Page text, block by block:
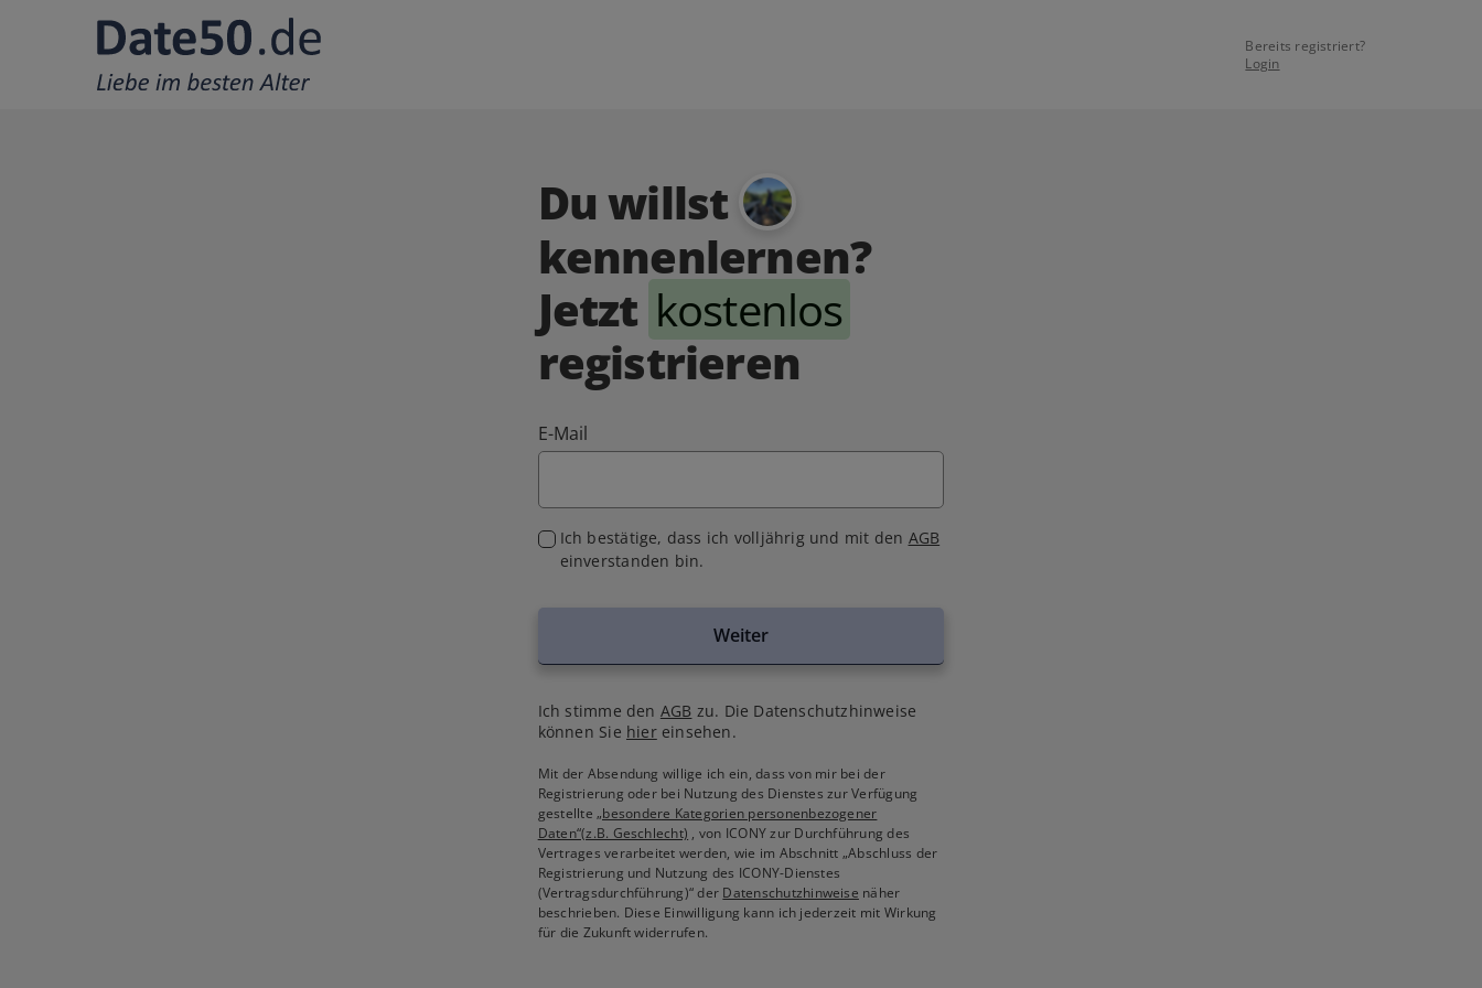
Bereits registriert?
Login
Du willst
kennenlernen?
Jetzt kostenlos
registrieren
E-Mail
Ich bestätige, dass ich volljährig und mit den AGB
einverstanden bin.
Weiter
Ich stimme den AGB zu. Die Datenschutzhinweise
können Sie hiereinsehen.
Mit der Absendung willige ich ein, dass von mir bei der
Registrierung oder bei Nutzung des Dienstes zur Verfügung
gestellte„besondere Kategorien personenbezogener
Daten“(z.B. Geschlecht) , von ICONY zur Durchführung des
Vertrages verarbeitet werden, wie im Abschnitt „Abschluss der
Registrierung und Nutzung des ICONY-Dienstes
(Vertragsdurchführung)“ der Datenschutzhinweise näher
beschrieben. Diese Einwilligung kann ich jederzeit mit Wirkung
für die Zukunft widerrufen.